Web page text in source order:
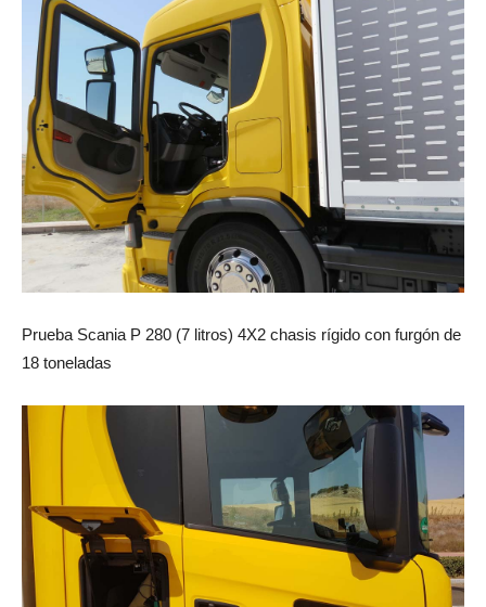
Prueba Scania P 280 (7 litros) 4X2 chasis rígido con furgón de
18 toneladas